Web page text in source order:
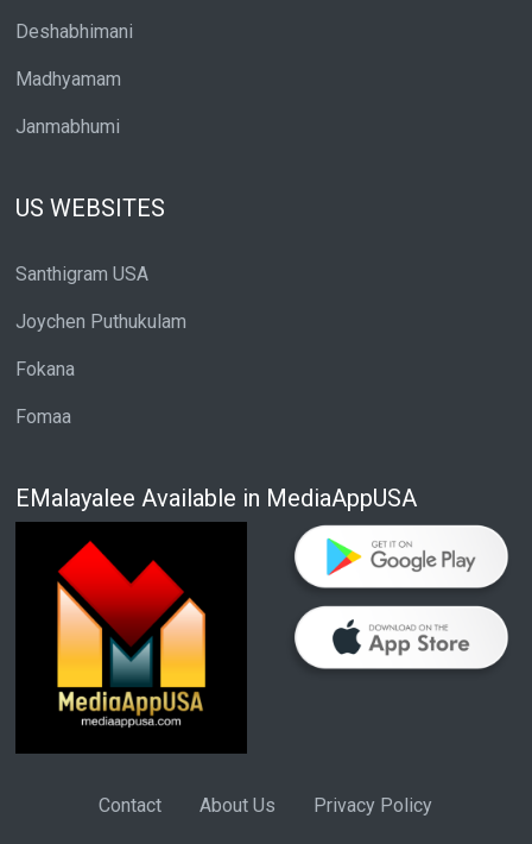
Deshabhimani
Madhyamam
Janmabhumi
US WEBSITES
Santhigram USA
Joychen Puthukulam
Fokana
Fomaa
EMalayalee Available in MediaAppUSA
Contact About Us Privacy Policy